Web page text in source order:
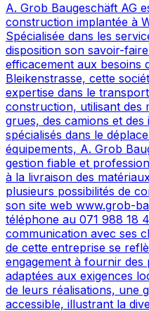
A. Grob Baugeschäft AG
construction implantée à
Spécialisée dans les
disposition son savoir-
efficacement aux besoins
Bleikenstrasse, cette
expertise dans le
construction, utilisant des
grues, des camions et
spécialisés dans le
équipements, A. Grob
gestion fiable et
à la livraison des
plusieurs possibilités de
son site web www.grob-
téléphone au 071 988 18
communication avec ses
de cette entreprise se
engagement à fournir des
adaptées aux exigences
de leurs réalisations, une
accessible, illustrant la